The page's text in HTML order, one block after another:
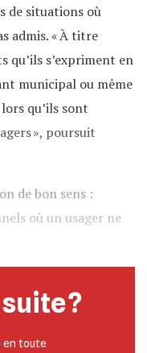
de situations où
admis. « À titre
qu’ils s’expriment en
municipal ou même
qu’ils sont
», poursuit
de bon sens :
où un usager ne
?
en toute